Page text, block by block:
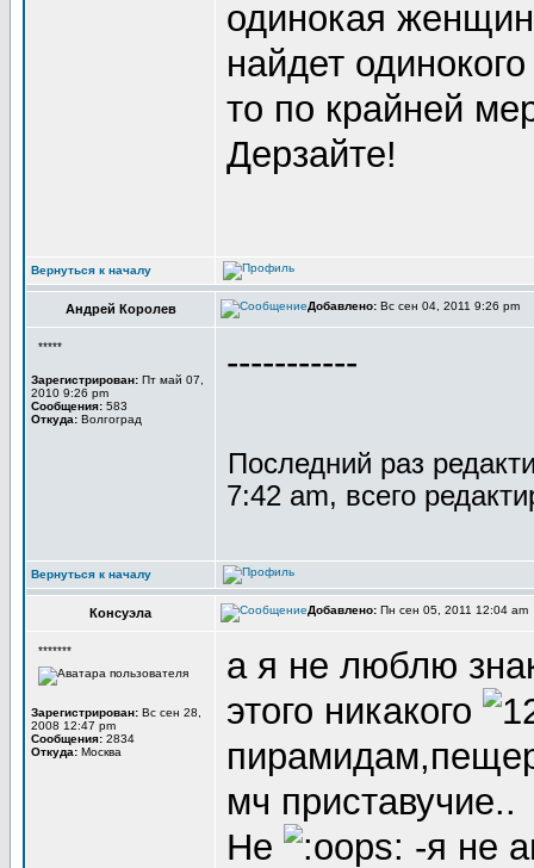
одинокая
найдет
то по крайней
Дерзайте!
Вернуться к началу
Андрей Королев Добавлено: Вс сен 04, 2011 9:26 pm
*****
Зарегистрирован: Пт май 07,
2010 9:26 pm
Сообщения: 583
Откуда: Волгоград
-----------
Последний раз
7:42 am, всего
Вернуться к началу
Консуэла Добавлено: Пн сен 05, 2011 12:04 am
*******
Зарегистрирован: Вс сен 28,
2008 12:47 pm
Сообщения: 2834
Откуда: Москва
а я не люблю
этого никакого
мч приставучие..
Не
-я не